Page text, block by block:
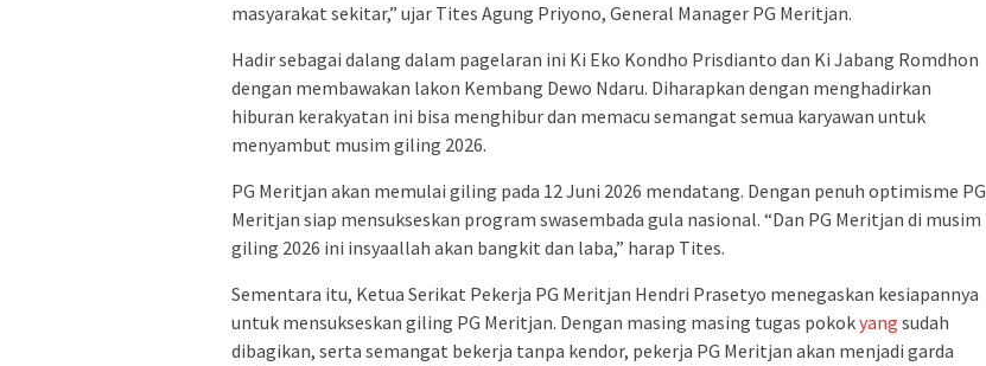
masyarakat sekitar,” ujar Tites Agung Priyono, General Manager PG Meritjan.
Hadir sebagai dalang dalam pagelaran ini Ki Eko Kondho Prisdianto dan Ki Jabang Romdhon
dengan membawakan lakon Kembang Dewo Ndaru. Diharapkan dengan menghadirkan
hiburan kerakyatan ini bisa menghibur dan memacu semangat semua karyawan untuk
menyambut musim giling 2026.
PG Meritjan akan memulai giling pada 12 Juni 2026 mendatang. Dengan penuh optimisme PG
Meritjan siap mensukseskan program swasembada gula nasional. “Dan PG Meritjan di musim
giling 2026 ini insyaallah akan bangkit dan laba,” harap Tites.
Sementara itu, Ketua Serikat Pekerja PG Meritjan Hendri Prasetyo menegaskan kesiapannya
untuk mensukseskan giling PG Meritjan. Dengan masing masing tugas pokokyang sudah
dibagikan, serta semangat bekerja tanpa kendor, pekerja PG Meritjan akan menjadi garda